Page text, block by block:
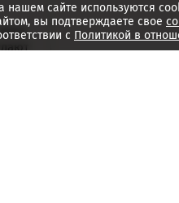
нашем сайте используются
вы подтверждаете свое
с Политикой в